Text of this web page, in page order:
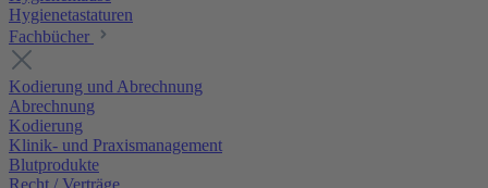
Hygienetastaturen
Fachbücher
Kodierung und Abrechnung
Abrechnung
Kodierung
Klinik- und Praxismanagement
Blutprodukte
Recht / Verträge